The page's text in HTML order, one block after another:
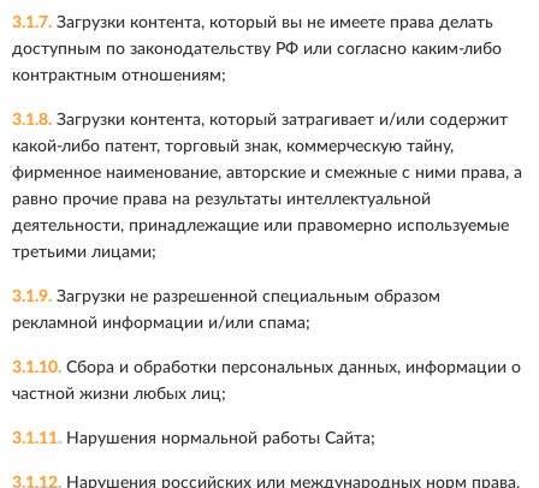
3.1.7. Загрузки контента, который вы не имеете права делать
доступным по законодательству РФ или согласно каким-либо
контрактным отношениям;
3.1.8. Загрузки контента, который затрагивает и/или содержит
какой-либо патент, торговый знак, коммерческую тайну,
фирменное наименование, авторские и смежные с ними права, а
равно прочие права на результаты интеллектуальной
деятельности, принадлежащие или правомерно используемые
третьими лицами;
3.1.9. Загрузки не разрешенной специальным образом
рекламной информации и/или спама;
3.1.10. Сбора и обработки персональных данных, информации о
частной жизни любых лиц;
3.1.11. Нарушения нормальной работы Сайта;
3.1.12. Нарушения российских или международных норм права.